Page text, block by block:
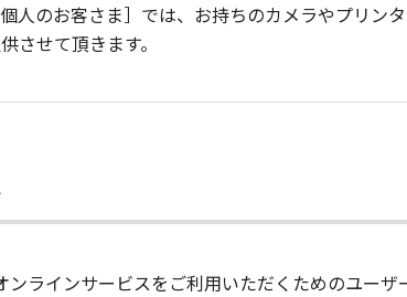
人のお客さま］では、お持ちのカメラやプリン
させて頂きます。
ンラインサービスをご利用いただくためのユー